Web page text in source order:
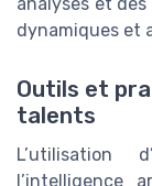
dynamiques et
Outils et
talents
L’utilisation
l’intelligence